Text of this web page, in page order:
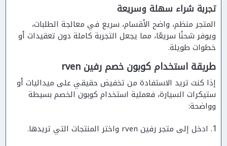
تجربة شراء سهلة وسريعة
المتجر منظم، واضح الأقسام، سريع في معالجة الطلبات،
ويوفر شحنًا سريعًا، مما يجعل التجربة كاملة دون تعقيدات أو
خطوات طويلة.
طريقة استخدام كوبون خصم رفين rven
إذا كنت تريد الاستفادة من تخفيض حقيقي على ميداليات أو
ستيكرات السيارة، فعملية استخدام كوبون الخصم بسيطة
وواضحة:
ادخل إلى متجر رفين rven واختر المنتجات التي تريدها.